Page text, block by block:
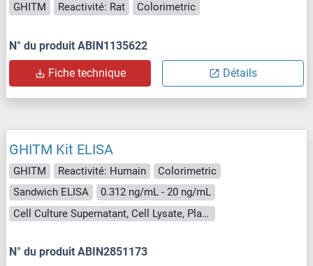
GHITM Reactivité: Rat Colorimetric
N° du produit ABIN1135622
Fiche technique Détails
GHITM Kit ELISA
GHITM Reactivité: Humain
Colorimetric
Sandwich ELISA
0.312 ng/mL - 20 ng/mL
Cell Culture Supernatant, Cell Lysate, Plasma, Serum, Tissue Homogenate
N° du produit ABIN2851173